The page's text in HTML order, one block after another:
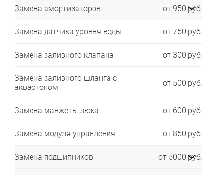
Замена амортизаторов от 950 руб.
Замена датчика уровня воды от 750 руб.
Замена заливного клапана от 300 руб.
Замена заливного шланга с
аквастопом
от 500 руб.
Замена манжеты люка от 600 руб.
Замена модуля управления от 850 руб.
Замена подшипников от 5000 руб.